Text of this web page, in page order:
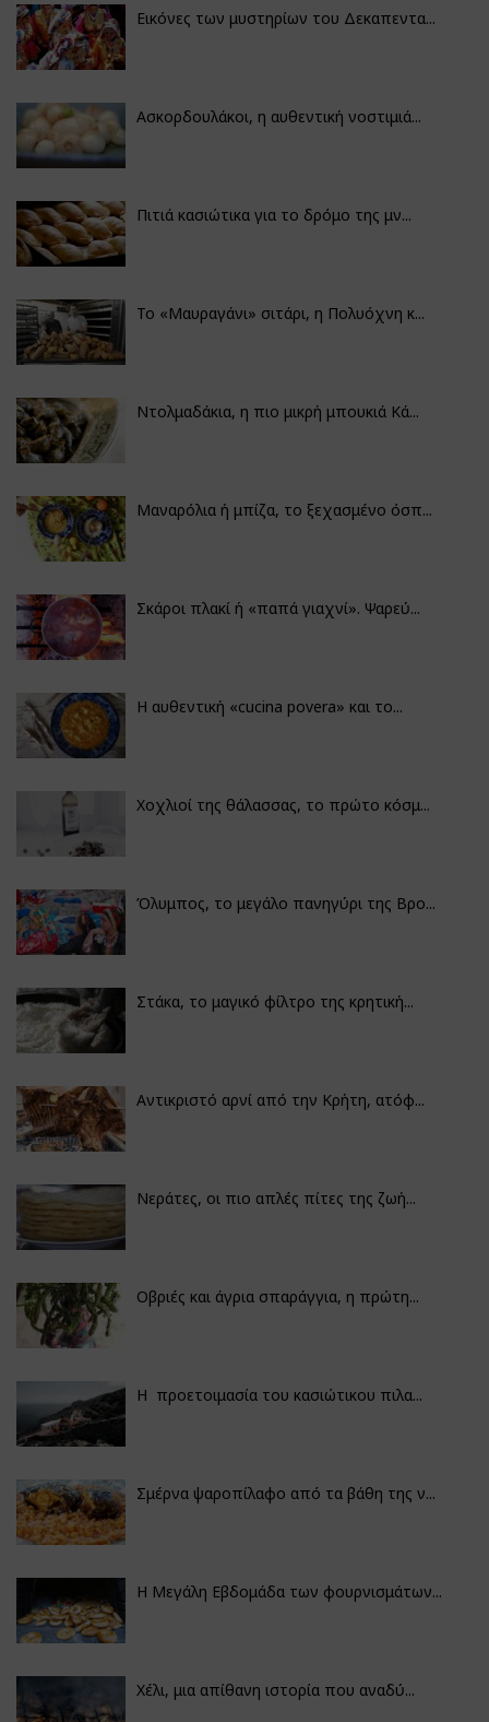
Εικόνες των μυστηρίων του Δεκαπεντα...
Ασκορδουλάκοι, η αυθεντική νοστιμιά...
Πιτιά κασιώτικα για το δρόμο της μν...
Το «Μαυραγάνι» σιτάρι, η Πολυόχνη κ...
Ντολμαδάκια, η πιο μικρή μπουκιά Κά...
Μαναρόλια ή μπίζα, το ξεχασμένο όσπ...
Σκάροι πλακί ή «παπά γιαχνί». Ψαρεύ...
Η αυθεντική «cucina povera» και το...
Χοχλιοί της θάλασσας, το πρώτο κόσμ...
Όλυμπος, το μεγάλο πανηγύρι της Βρο...
Στάκα, το μαγικό φίλτρο της κρητική...
Αντικριστό αρνί από την Κρήτη, ατόφ...
Νεράτες, οι πιο απλές πίτες της ζωή...
Οβριές και άγρια σπαράγγια, η πρώτη...
Η προετοιμασία του κασιώτικου πιλα...
Σμέρνα ψαροπίλαφο από τα βάθη της ν...
Η Μεγάλη Εβδομάδα των φουρνισμάτων...
Χέλι, μια απίθανη ιστορία που αναδύ...